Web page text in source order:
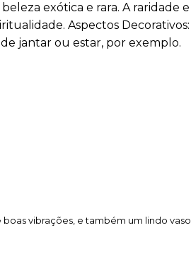
exótica e rara. A
Aspectos
jantar ou estar, por exemplo.
vibrações, e também um lindo